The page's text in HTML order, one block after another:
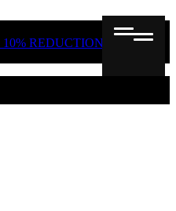
10% REDUCTION